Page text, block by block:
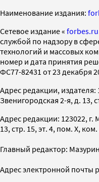
Наименование издания:
Cетевое издание « forbes.ru
службой по надзору в
технологий и массовых
номер и дата принятия
ФС77-82431 от 23 декабря
Адрес редакции, издателя:
Звенигородская 2-я, д. 13,
Адрес редакции: 123022, г.
13, стр. 15, эт. 4, пом. X, ком.
Главный редактор:
Адрес электронной почты